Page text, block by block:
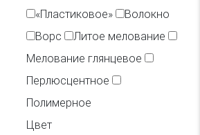
«Пластиковое»
Волокно
Ворс
Литое мелование
Мелование глянцевое
Перлюсцентное
Полимерное
Цвет